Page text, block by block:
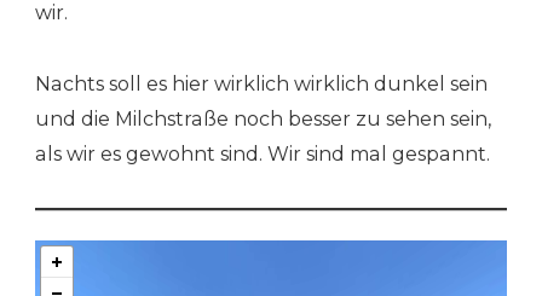
wir.
Nachts soll es hier wirklich wirklich dunkel sein
und die Milchstraße noch besser zu sehen sein,
als wir es gewohnt sind. Wir sind mal gespannt.